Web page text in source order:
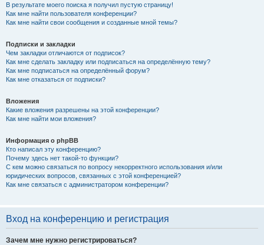
В результате моего поиска я получил пустую страницу!
Как мне найти пользователя конференции?
Как мне найти свои сообщения и созданные мной темы?
Подписки и закладки
Чем закладки отличаются от подписок?
Как мне сделать закладку или подписаться на определённую тему?
Как мне подписаться на определённый форум?
Как мне отказаться от подписки?
Вложения
Какие вложения разрешены на этой конференции?
Как мне найти мои вложения?
Информация о phpBB
Кто написал эту конференцию?
Почему здесь нет такой-то функции?
С кем можно связаться по вопросу некорректного использования и/или
юридических вопросов, связанных с этой конференцией?
Как мне связаться с администратором конференции?
Вход на конференцию и регистрация
Зачем мне нужно регистрироваться?